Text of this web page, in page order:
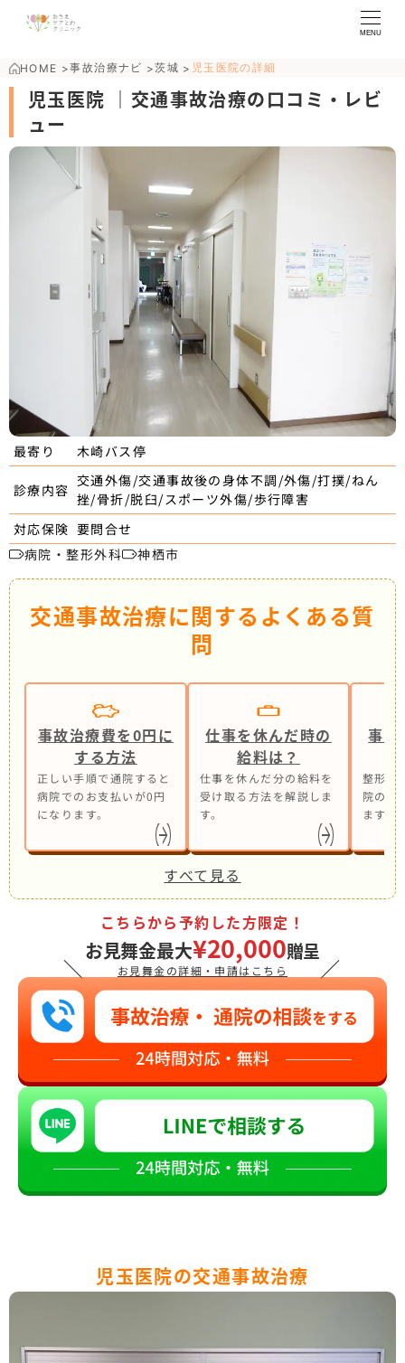
MENU
HOME >事故治療ナビ >茨城 > 児玉医院の詳細
児玉医院 ｜交通事故治療の口コミ・レビ
ュー
最寄り 木崎バス停
診療内容
交通外傷/交通事故後の身体不調/外傷/打撲/ねん
挫/骨折/脱臼/スポーツ外傷/歩行障害
対応保険 要問合せ
病院・整形外科
神栖市
交通事故治療に関するよくある質
問
事故治療費を0円に
する方法
正しい手順で通院すると
病院でのお支払いが0円
になります。
仕事を休んだ時の
給料は？
仕事を休んだ分の給料を
受け取る方法を解説しま
す。
事故
整形外
院の併
ます。
すべて見る
＼
こちらから予約した方限定！
お見舞金最大¥20,000贈呈
お見舞金の詳細・申請はこちら ／
児玉医院の交通事故治療